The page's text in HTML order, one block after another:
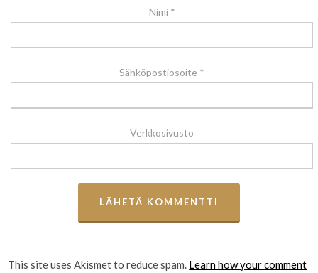
Nimi *
Sähköpostiosoite *
Verkkosivusto
This site uses Akismet to reduce spam. Learn how your comment